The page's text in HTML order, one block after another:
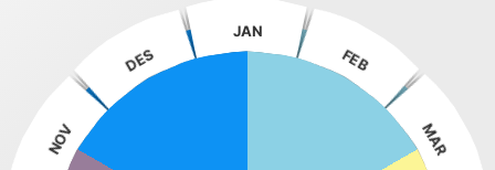
JAN
FEB
MAR
NOV
DES